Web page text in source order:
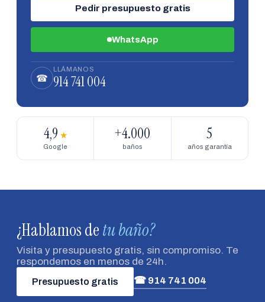
Pedir presupuesto gratis
WhatsApp
☎
LLÁMANOS
914 741 004
4,9 ★
Google
+4.000
baños
5
años garantía
¿Hablamos detu baño?
Visita y presupuesto gratis, sin compromiso. Te
respondemos en menos de 24h.
Presupuesto gratis ☎ 914 741 004